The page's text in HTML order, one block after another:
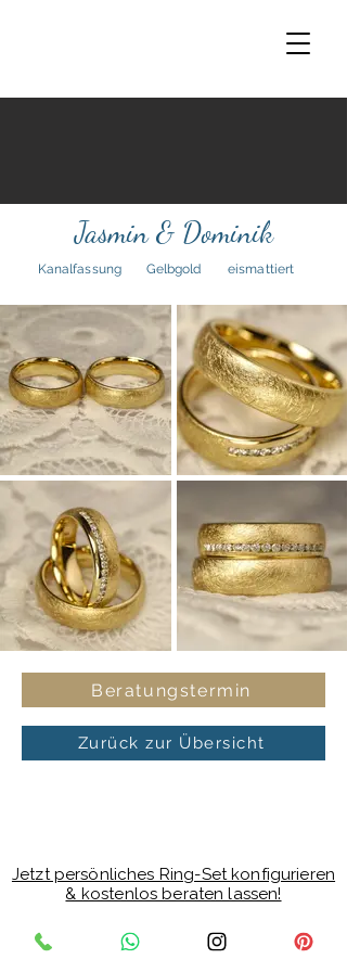
Jasmin & Dominik
Kanalfassung Gelbgold eismattiert
Beratungstermin
Zurück zur Übersicht
Jetzt persönliches Ring-Set konfigurieren
& kostenlos beraten lassen!
Juwelier Max Schreiner